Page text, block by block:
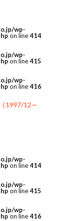
wp-
on line414
wp-
on line415
wp-
on line416
1997/12～
wp-
on line414
wp-
on line415
wp-
on line416